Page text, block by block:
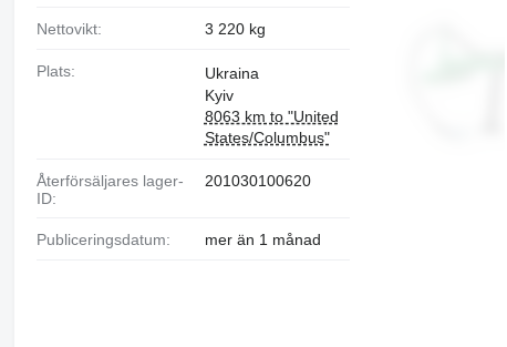
Nettovikt: 3 220 kg
Plats:
Ukraina
Kyiv
8063 km to "United
States/Columbus"
Återförsäljares lager-
ID:
201030100620
Publiceringsdatum: mer än 1 månad